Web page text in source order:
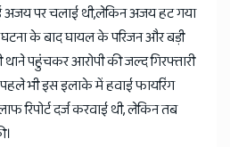
पर चलाई थी,लेकिन अजय हट गया
के बाद घायल के परिजन और बड़ी
थाने पहुंचकर आरोपी की जल्द गिरफ्तारी
पहले भी इस इलाके में हवाई फायरिंग
रिपोर्ट दर्ज करवाई थी, लेकिन तब